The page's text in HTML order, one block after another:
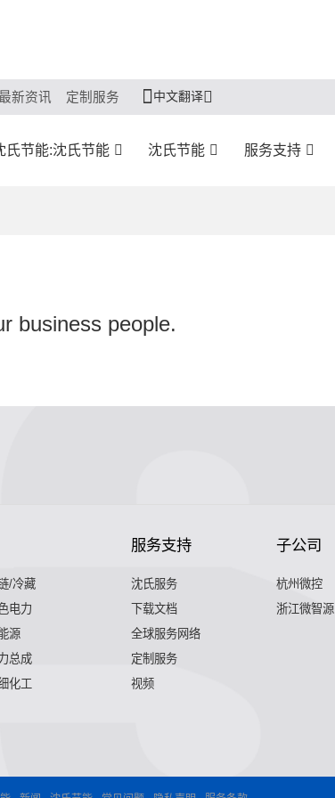
新资讯 定制服务 中文翻译
氏节能:沈氏节能 沈氏节能 服务支持
business people.
/冷藏
电力
源
总成
化工
服务支持
沈氏服务
下载文档
全球服务网络
定制服务
视频
子公司
杭州微控
浙江微智源